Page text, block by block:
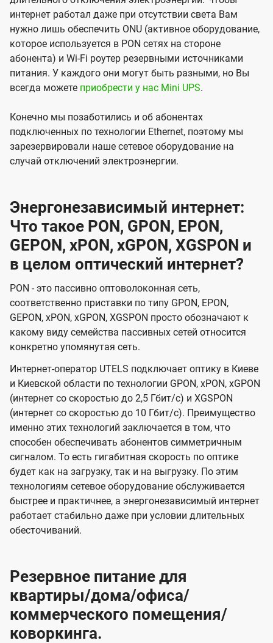
интернет работал даже при отсутствии света Вам
нужно лишь обеспечить ONU (активное оборудование,
которое используется в PON сетях на стороне
абонента) и Wi-Fi роутер резервными источниками
питания. У каждого они могут быть разными, но Вы
всегда можете приобрести у нас Mini UPS.
Конечно мы позаботились и об абонентах
подключенных по технологии Ethernet, поэтому мы
зарезервировали наше сетевое оборудование на
случай отключений электроэнергии.
Энергонезависимый интернет:
Что такое PON, GPON, EPON,
GEPON, xPON, xGPON, XGSPON и
в целом оптический интернет?
PON - это пассивно оптоволоконная сеть,
соответственно приставки по типу GPON, EPON,
GEPON, xPON, xGPON, XGSPON просто обозначают к
какому виду семейства пассивных сетей относится
конкретно упомянутая сеть.
Интернет-оператор UTELS подключает оптику в Киеве
и Киевской области по технологии GPON, xPON, xGPON
(интернет со скоростью до 2,5 Гбит/с) и XGSPON
(интернет со скоростью до 10 Гбит/с). Преимущество
именно этих технологий заключается в том, что
способен обеспечивать абонентов симметричным
сигналом. То есть гигабитная скорость по оптике
будет как на загрузку, так и на выгрузку. По этим
технологиям сетевое оборудование обслуживается
быстрее и практичнее, а энергонезависимый интернет
работает стабильно даже при условии длительных
обесточиваний.
Резервное питание для
квартиры/дома/офиса/
коммерческого помещения/
коворкинга.